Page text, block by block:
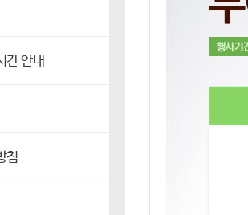
간 안내
침